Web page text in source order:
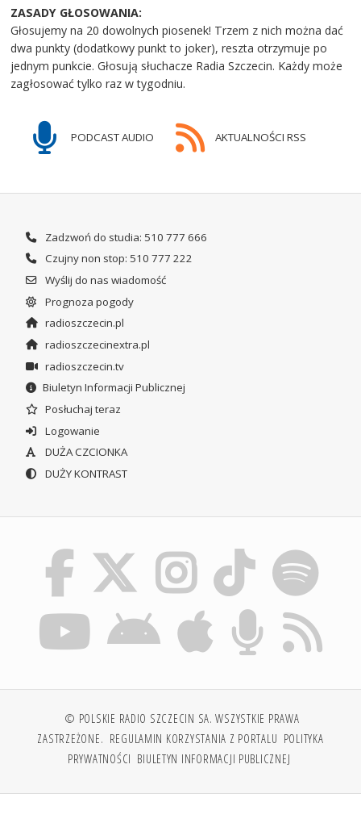
ZASADY GŁOSOWANIA:
Głosujemy na 20 dowolnych piosenek! Trzem z nich można dać
dwa punkty (dodatkowy punkt to joker), reszta otrzymuje po
jednym punkcie. Głosują słuchacze Radia Szczecin. Każdy może
zagłosować tylko raz w tygodniu.
PODCAST AUDIO AKTUALNOŚCI RSS
Zadzwoń do studia: 510 777 666
Czujny non stop: 510 777 222
Wyślij do nas wiadomość
Prognoza pogody
radioszczecin.pl
radioszczecinextra.pl
radioszczecin.tv
Biuletyn Informacji Publicznej
Posłuchaj teraz
Logowanie
DUŻA CZCIONKA
DUŻY KONTRAST
© POLSKIE RADIO SZCZECIN SA. WSZYSTKIE PRAWA
ZASTRZEŻONE. REGULAMIN KORZYSTANIA Z PORTALU POLITYKA
PRYWATNOŚCI BIULETYN INFORMACJI PUBLICZNEJ